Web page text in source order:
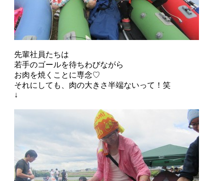
先輩社員たちは
若手のゴールを待ちわびながら
お肉を焼くことに専念♡
それにしても、肉の大きさ半端ないって！笑
↓